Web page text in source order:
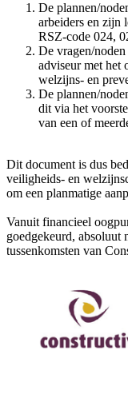
De plannen/
arbeiders en zijn
RSZ-code 024,
De vragen/
adviseur met het
welzijns- en
De plannen/
dit via het
van een of
Dit document is dus
veiligheids- en
om een planmatige
Vanuit financieel
goedgekeurd,
tussenkomsten van